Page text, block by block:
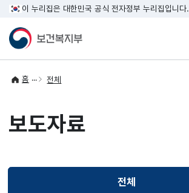
이 누리집은 대한민국 공식 전자정부 누리집입니다.
홈 전체
보도자료
전체선택됨